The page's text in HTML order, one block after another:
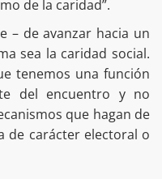
de la caridad”.
– de avanzar hacia un
sea la caridad social.
tenemos una función
del encuentro y no
que hagan de
de carácter electoral o